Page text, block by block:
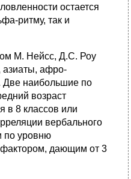
остается
ритму, так и
М. Нейсс, Д.С. Роу
азиаты, афро-
Две наибольшие по
возраст
в 8 классов или
вербального
по уровню
фактором, дающим от 3